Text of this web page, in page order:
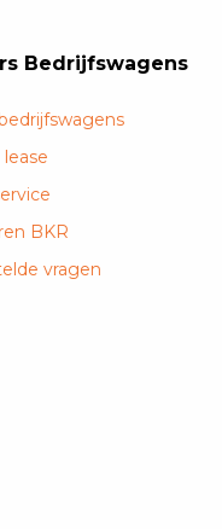
Bedrijfswagens
lease
BKR
vragen